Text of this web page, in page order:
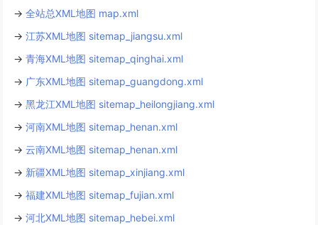
→全站总XML地图 map.xml
→江苏XML地图 sitemap_jiangsu.xml
→青海XML地图 sitemap_qinghai.xml
→ 广东XML地图 sitemap_guangdong.xml
→黑龙江XML地图 sitemap_heilongjiang.xml
→河南XML地图 sitemap_henan.xml
→云南XML地图 sitemap_henan.xml
→ 新疆XML地图 sitemap_xinjiang.xml
→福建XML地图 sitemap_fujian.xml
→河北XML地图 sitemap_hebei.xml